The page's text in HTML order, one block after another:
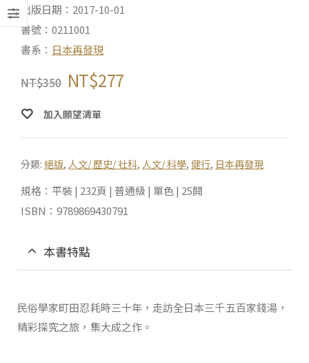
出版日期：2017-10-01
書號：0211001
書系： 日本再發現
NT$350 NT$277
加入願望清單
分類: 絕版, 人文/ 歷史/ 社科, 人文/ 科學, 健行, 日本再發現
規格：平裝 | 232頁 | 普通級 | 單色 | 25開
ISBN：9789869430791
本書特點
民俗學家町田忍耗時三十年，走訪全日本三千五百家錢湯，
精彩探究之旅，集大成之作。